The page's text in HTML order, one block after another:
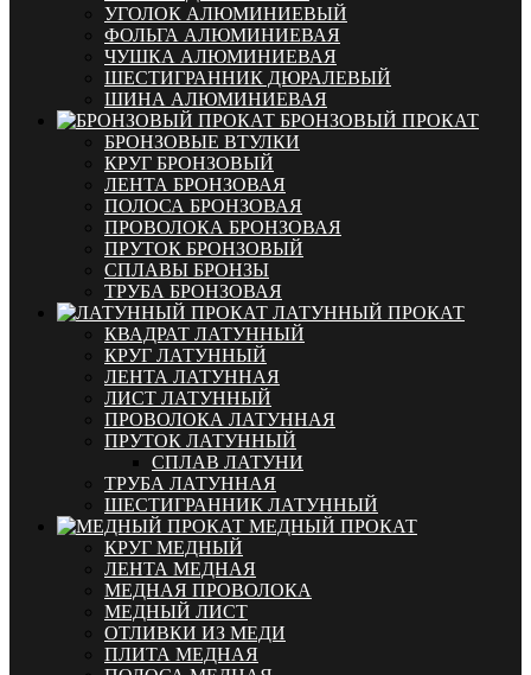
УГОЛОК АЛЮМИНИЕВЫЙ
ФОЛЬГА АЛЮМИНИЕВАЯ
ЧУШКА АЛЮМИНИЕВАЯ
ШЕСТИГРАННИК ДЮРАЛЕВЫЙ
ШИНА АЛЮМИНИЕВАЯ
БРОНЗОВЫЙ ПРОКАТ
БРОНЗОВЫЕ ВТУЛКИ
КРУГ БРОНЗОВЫЙ
ЛЕНТА БРОНЗОВАЯ
ПОЛОСА БРОНЗОВАЯ
ПРОВОЛОКА БРОНЗОВАЯ
ПРУТОК БРОНЗОВЫЙ
СПЛАВЫ БРОНЗЫ
ТРУБА БРОНЗОВАЯ
ЛАТУННЫЙ ПРОКАТ
КВАДРАТ ЛАТУННЫЙ
КРУГ ЛАТУННЫЙ
ЛЕНТА ЛАТУННАЯ
ЛИСТ ЛАТУННЫЙ
ПРОВОЛОКА ЛАТУННАЯ
ПРУТОК ЛАТУННЫЙ
СПЛАВ ЛАТУНИ
ТРУБА ЛАТУННАЯ
ШЕСТИГРАННИК ЛАТУННЫЙ
МЕДНЫЙ ПРОКАТ
КРУГ МЕДНЫЙ
ЛЕНТА МЕДНАЯ
МЕДНАЯ ПРОВОЛОКА
МЕДНЫЙ ЛИСТ
ОТЛИВКИ ИЗ МЕДИ
ПЛИТА МЕДНАЯ